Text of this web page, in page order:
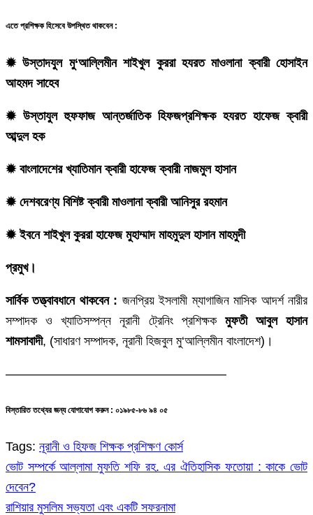
এতে প্রশিক্ষক হিসেবে উপস্থিত থাকবেন :
✹ উস্তাদযুল মু‘আল্লিমীন শাইখুল কুররা হযরত মাওলানা ক্বারী হোসাইন
আহমদ সাহেব
✹ উস্তাযুল হুফফাজ আন্তর্জাতিক হিফজপ্রশিক্ষক হযরত হাফেজ ক্বারী
আব্দুল হক
✹ বাংলাদেশের খ্যাতিমান ক্বারী হাফেজ ক্বারী নাজমুল হাসান
✹ দেশবরেণ্য বিশিষ্ট ক্বারী মাওলানা ক্বারী আনিসুর রহমান
✹ ইবনে শাইখুল কুররা হাফেজ মুহাম্মাদ মাহমুদুল হাসান মাহমুদী
প্রমুখ।
সার্বিক তত্ত্বাবধানে থাকবেন : জনপ্রিয় ইসলামী ম্যাগাজিন মাসিক আদর্শ নারীর
সম্পাদক ও খ্যাতিসম্পন্ন নূরানী ট্রেনিং প্রশিক্ষক মুফতী আবুল হাসান
শামসাবাদী, (সাধারণ সম্পাদক, নূরানী হিজবুল মু‘আল্লিমীন বাংলাদেশ)।
—————————————————–
বিস্তারিত তথ্যের জন্য যোগাযোগ করুন : ০১৯৮৫-৮৬ ৯৪ ০৫
Tags: নূরানী ও হিফজ শিক্ষক প্রশিক্ষণ কোর্স
Post
navigation
ভোট সম্পর্কে আল্লামা মুফতি শফি রহ. এর ঐতিহাসিক ফতোয়া : কাকে ভোট
দেবেন?
রাশিয়ার মুসলিম সভ্যতা এবং একটি সফরনামা